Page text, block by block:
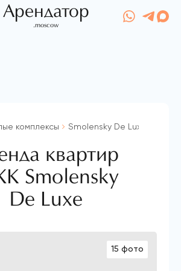
Арендатор
.moscow
комплексы Smolensky De Luxe
квартир
Smolensky
De Luxe
15 фото